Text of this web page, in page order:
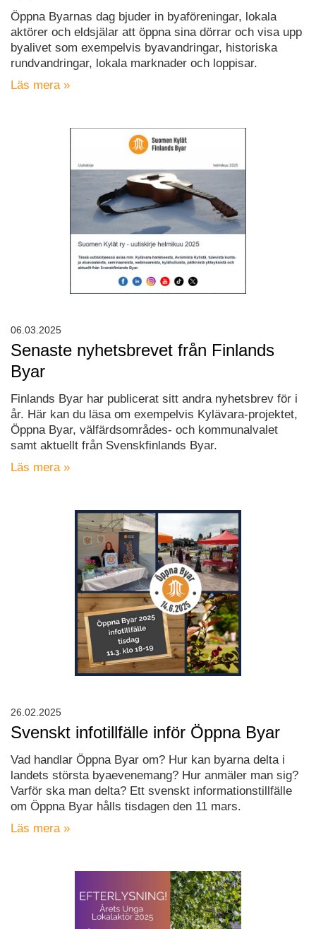
Öppna Byarnas dag bjuder in byaföreningar, lokala
aktörer och eldsjälar att öppna sina dörrar och visa upp
byalivet som exempelvis byavandringar, historiska
rundvandringar, lokala marknader och loppisar.
Läs mera »
Senaste nyhetsbrevet från Finlands
Byar
Finlands Byar har publicerat sitt andra nyhetsbrev för i
år. Här kan du läsa om exempelvis Kylävara-projektet,
Öppna Byar, välfärdsområdes- och kommunalvalet
samt aktuellt från Svenskfinlands Byar.
Läs mera »
06.03.2025
Svenskt infotillfälle inför Öppna Byar
Vad handlar Öppna Byar om? Hur kan byarna delta i
landets största byaevenemang? Hur anmäler man sig?
Varför ska man delta? Ett svenskt informationstillfälle
om Öppna Byar hålls tisdagen den 11 mars.
Läs mera »
26.02.2025